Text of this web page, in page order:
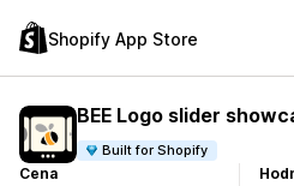
Shopify App Store
BEE Logo slider
Built for Shopify
Cena